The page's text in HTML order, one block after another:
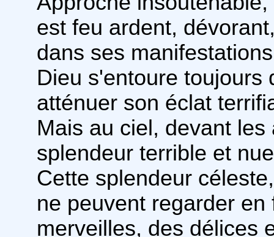
est feu ardent,
dans ses
Dieu s'entoure toujours
atténuer son éclat
Mais au ciel, devant
splendeur terrible et
Cette splendeur
ne peuvent regarder
merveilles, des délices